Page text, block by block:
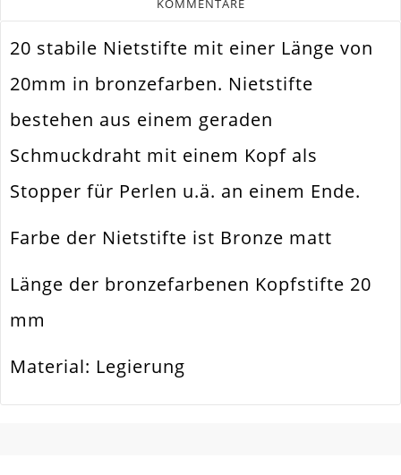
KOMMENTARE
Farbe Bronze
Funktion Schmuckdraht Mit Kopf
Spezifikation Nietstift Kopfstift
Verwendung Perlen Auffädeln
Länge 20mm
Ausführung Matt
Menge
20 stabile Nietstifte mit einer Länge von
20mm in bronzefarben. Nietstifte
bestehen aus einem geraden
Schmuckdraht mit einem Kopf als
Stopper für Perlen u.ä. an einem Ende.
Farbe der Nietstifte ist Bronze matt
Länge der bronzefarbenen Kopfstifte 20
mm
Material: Legierung